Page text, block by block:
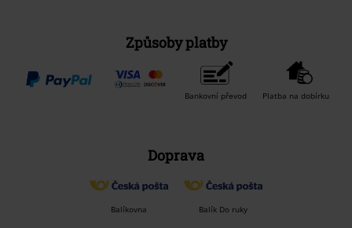
Způsoby platby
Bankovní převod Platba na dobírku
Doprava
Balíkovna Balík Do ruky